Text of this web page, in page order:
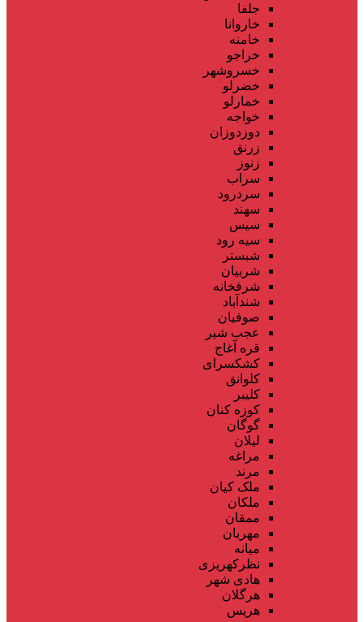
جلفا
خاروانا
خامنه
خراجو
خسروشهر
خضرلو
خمارلو
خواجه
دوزدوزان
زرنق
زنوز
سراب
سردرود
سهند
سیس
سیه رود
شبستر
شربیان
شرفخانه
شندآباد
صوفیان
عجب شیر
قره آغاج
کشکسرای
کلوانق
کلیبر
کوزه کنان
گوگان
لیلان
مراغه
مرند
ملک کیان
ملکان
ممقان
مهربان
میانه
نظرکهریزی
هادی شهر
هرگلان
هریس